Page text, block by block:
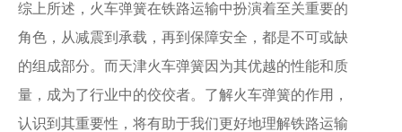
综上所述，火车弹簧在铁路运输中扮演着至关重要的
角色，从减震到承载，再到保障安全，都是不可或缺
的组成部分。而天津火车弹簧因为其优越的性能和质
量，成为了行业中的佼佼者。了解火车弹簧的作用，
认识到其重要性，将有助于我们更好地理解铁路运输